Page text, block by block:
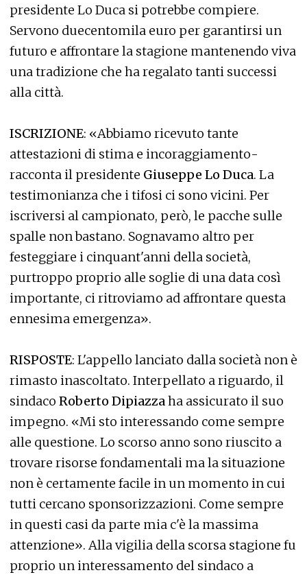
presidente Lo Duca si potrebbe compiere.
Servono duecentomila euro per garantirsi un
futuro e affrontare la stagione mantenendo viva
una tradizione che ha regalato tanti successi
alla città.
ISCRIZIONE: «Abbiamo ricevuto tante
attestazioni di stima e incoraggiamento-
racconta il presidente Giuseppe Lo Duca. La
testimonianza che i tifosi ci sono vicini. Per
iscriversi al campionato, però, le pacche sulle
spalle non bastano. Sognavamo altro per
festeggiare i cinquant'anni della società,
purtroppo proprio alle soglie di una data così
importante, ci ritroviamo ad affrontare questa
ennesima emergenza».
RISPOSTE: L'appello lanciato dalla società non è
rimasto inascoltato. Interpellato a riguardo, il
sindaco Roberto Dipiazzaha assicurato il suo
impegno. «Mi sto interessando come sempre
alle questione. Lo scorso anno sono riuscito a
trovare risorse fondamentali ma la situazione
non è certamente facile in un momento in cui
tutti cercano sponsorizzazioni. Come sempre
in questi casi da parte mia c'è la massima
attenzione». Alla vigilia della scorsa stagione fu
proprio un interessamento del sindaco a